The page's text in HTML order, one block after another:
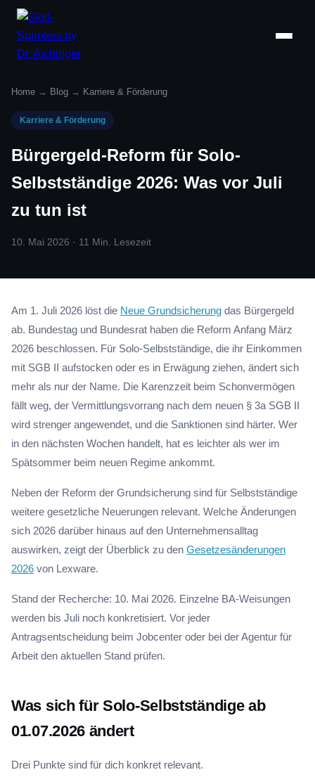
Home → Blog → Karriere & Förderung
Karriere & Förderung
Bürgergeld-Reform für Solo-
Selbstständige 2026: Was vor Juli
zu tun ist
10. Mai 2026 · 11 Min. Lesezeit
Am 1. Juli 2026 löst die Neue Grundsicherung das Bürgergeld
ab. Bundestag und Bundesrat haben die Reform Anfang März
2026 beschlossen. Für Solo-Selbstständige, die ihr Einkommen
mit SGB II aufstocken oder es in Erwägung ziehen, ändert sich
mehr als nur der Name. Die Karenzzeit beim Schonvermögen
fällt weg, der Vermittlungsvorrang nach dem neuen § 3a SGB II
wird strenger angewendet, und die Sanktionen sind härter. Wer
in den nächsten Wochen handelt, hat es leichter als wer im
Spätsommer beim neuen Regime ankommt.
Neben der Reform der Grundsicherung sind für Selbstständige
weitere gesetzliche Neuerungen relevant. Welche Änderungen
sich 2026 darüber hinaus auf den Unternehmensalltag
auswirken, zeigt der Überblick zu den Gesetzesänderungen
2026 von Lexware.
Stand der Recherche: 10. Mai 2026. Einzelne BA-Weisungen
werden bis Juli noch konkretisiert. Vor jeder
Antragsentscheidung beim Jobcenter oder bei der Agentur für
Arbeit den aktuellen Stand prüfen.
Was sich für Solo-Selbstständige ab
01.07.2026 ändert
Drei Punkte sind für dich konkret relevant.